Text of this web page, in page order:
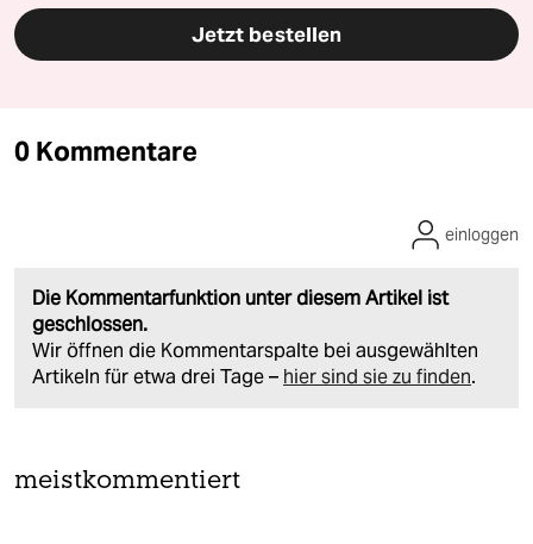
Jetzt bestellen
0 Kommentare
Die Kommentarfunktion unter diesem Artikel ist
geschlossen.
Wir öffnen die Kommentarspalte bei ausgewählten
Artikeln für etwa drei Tage – hier sind sie zu finden.
einloggen
meistkommentiert